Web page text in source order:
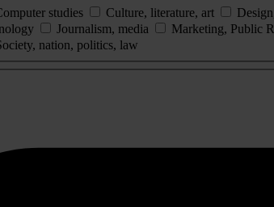
studies Culture, literature, art
Journalism, media Marketing, Public
nation, politics, law